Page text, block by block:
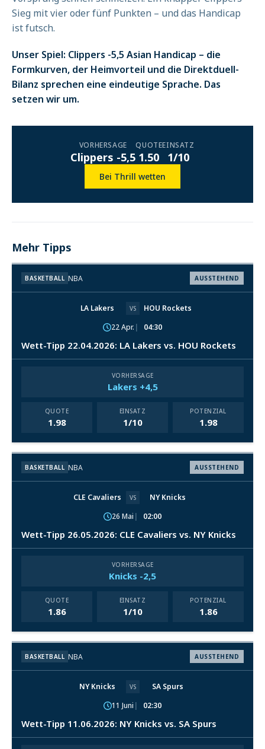
Sieg mit vier oder fünf Punkten – und das Handicap
ist futsch.
Unser Spiel: Clippers -5,5 Asian Handicap – die
Formkurven, der Heimvorteil und die Direktduell-
Bilanz sprechen eine eindeutige Sprache. Das
setzen wir um.
VORHERSAGE
Clippers -5,5
QUOTE
1.50
EINSATZ
1/10
Bei Thrill wetten
Mehr Tipps
BASKETBALL NBA AUSSTEHEND
LA Lakers VS
HOU Rockets
22 Apr.
04:30
Wett-Tipp 22.04.2026: LA Lakers vs. HOU Rockets
VORHERSAGE
Lakers +4,5
QUOTE
1.98
EINSATZ
1/10
POTENZIAL
1.98
BASKETBALL NBA AUSSTEHEND
CLE Cavaliers VS
NY Knicks
26 Mai
02:00
Wett-Tipp 26.05.2026: CLE Cavaliers vs. NY Knicks
VORHERSAGE
Knicks -2,5
QUOTE
1.86
EINSATZ
1/10
POTENZIAL
1.86
BASKETBALL NBA AUSSTEHEND
NY Knicks VS
SA Spurs
11 Juni
02:30
Wett-Tipp 11.06.2026: NY Knicks vs. SA Spurs